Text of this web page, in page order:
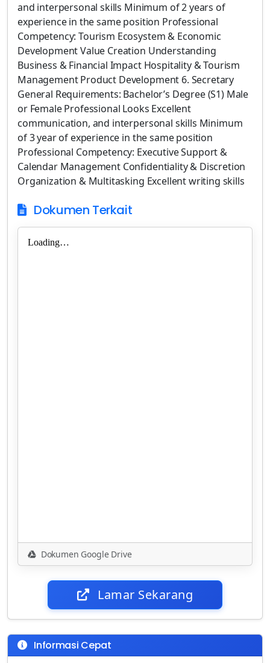
and interpersonal skills Minimum of 2 years of
experience in the same position Professional
Competency: Tourism Ecosystem & Economic
Development Value Creation Understanding
Business & Financial Impact Hospitality & Tourism
Management Product Development 6. Secretary
General Requirements: Bachelor’s Degree (S1) Male
or Female Professional Looks Excellent
communication, and interpersonal skills Minimum
of 3 year of experience in the same position
Professional Competency: Executive Support &
Calendar Management Confidentiality & Discretion
Organization & Multitasking Excellent writing skills
Dokumen Terkait
Dokumen Google Drive
Lamar Sekarang
Informasi Cepat